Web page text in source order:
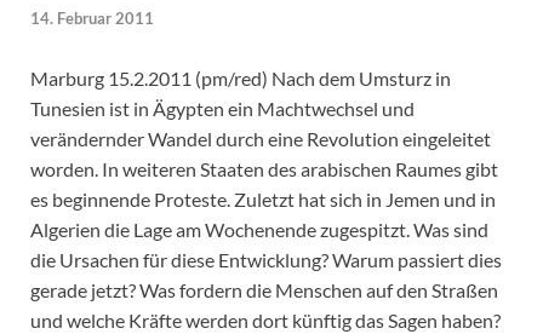
14. Februar 2011
Marburg 15.2.2011 (pm/red) Nach dem Umsturz in
Tunesien ist in Ägypten ein Machtwechsel und
verändernder Wandel durch eine Revolution eingeleitet
worden. In weiteren Staaten des arabischen Raumes gibt
es beginnende Proteste. Zuletzt hat sich in Jemen und in
Algerien die Lage am Wochenende zugespitzt. Was sind
die Ursachen für diese Entwicklung? Warum passiert dies
gerade jetzt? Was fordern die Menschen auf den Straßen
und welche Kräfte werden dort künftig das Sagen haben?